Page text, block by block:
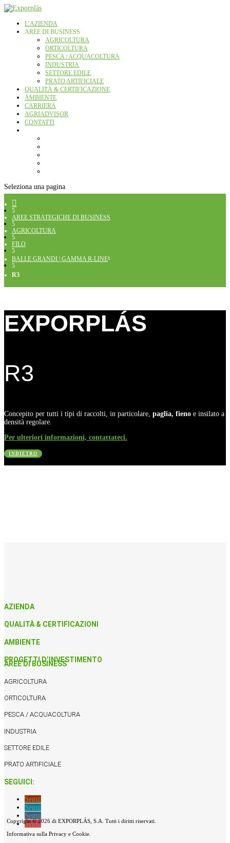
L’AZIENDA
AREE DI BUSINESS
AGRICOLTURA
ORTICOLTURA
PESCA / ACQUACOLTURA
INDUSTRIA
SETTORE EDILE
PRATO ARTIFICIALE
QUALITÀ & CERTIFICAZIONE
AMBIENTE
CARRIERA
AGRIADVISOR
CONTATTI
Seleziona una pagina

5
AREE STRATEGICHE DI BUSINESS
5
AGRICOLTURA
5
FILO
5
BALLE GRANDI | GAMMA R-LINE®
5
R3
EXPORPLÁS
R3
Concepito per tutti i tipi di raccolti, in particolare, paglia, fieno e insilato a
densità regolare.
Per ulteriori informazioni, contattateci.
INDIETRO
AZIENDA
QUALITÀ & CERTIFICAZIONI
AMBIENTE
PROGETTI D’INVESTIMENTO
AREE DI BUSINESS
AGRICOLTURA
ORTICOLTURA
PESCA / ACQUACOLTURA
INDUSTRIA
SETTORE EDILE
PRATO ARTIFICIALE
SEGUICI:
Segui
Segui
Segui
Segui
Copyright © 2026 di EXPORPLÁS, S.A. Tutti i diritti riservati.
Informativa sulla Privacy e Cookie.